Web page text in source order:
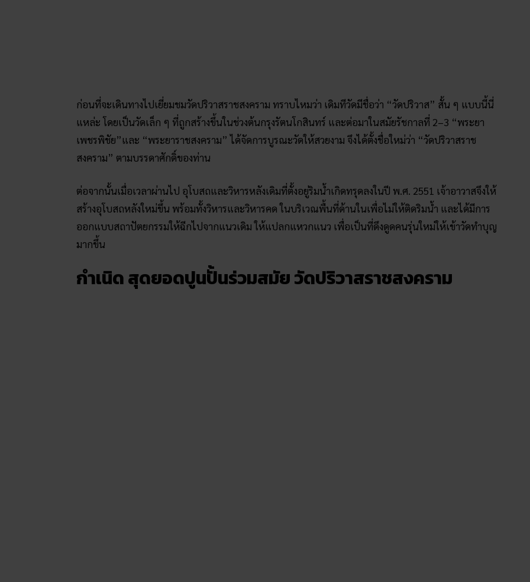
ต่อจากนั้นเมื่อเวลาผ่านไป อุโบสถและวิหารหลังเดิมที่ตั้งอยู่ริมน้ำเกิดทรุดลงในปี พ.ศ. 2551 เจ้าอาวาสจึงให้
สร้างอุโบสถหลังใหม่ขึ้น พร้อมทั้งวิหารและวิหารคด ในบริเวณพื้นที่ด้านในเพื่อไม่ให้ติดริมน้ำ และได้มีการ
ออกแบบสถาปัตยกรรมให้ฉีกไปจากแนวเดิม ให้แปลกแหวกแนว เพื่อเป็นที่ดึงดูดคนรุ่นใหม่ให้เข้าวัดทำบุญ
มากขึ้น
กำเนิด สุดยอดปูนปั้นร่วมสมัย วัดปริวาสราชสงคราม